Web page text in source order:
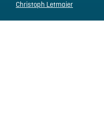
Christoph Letmaier